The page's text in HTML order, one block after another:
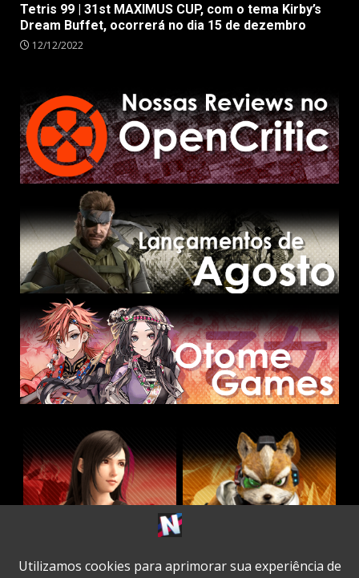
Tetris 99 | 31st MAXIMUS CUP, com o tema Kirby’s
Dream Buffet, ocorrerá no dia 15 de dezembro
12/12/2022